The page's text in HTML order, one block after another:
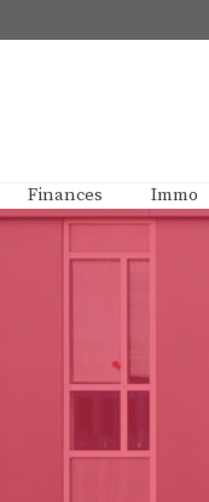
Finances Immo